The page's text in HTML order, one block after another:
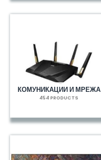
КОМУНИКАЦИИ И МРЕЖА
454 PRODUCTS